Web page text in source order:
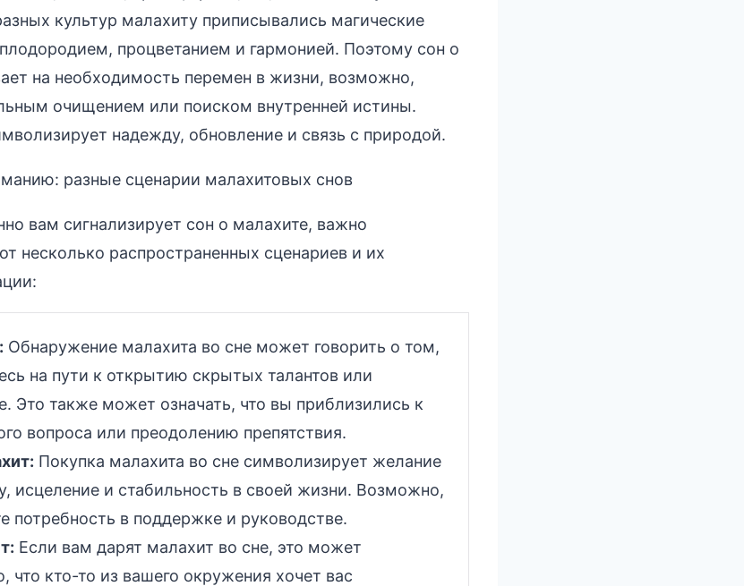
культур малахиту приписывались магические
процветанием и гармонией. Поэтому сон о
на необходимость перемен в жизни, возможно,
очищением или поиском внутренней истины.
надежду, обновление и связь с природой.
разные сценарии малахитовых снов
вам сигнализирует сон о малахите, важно
несколько распространенных сценариев и их
Обнаружение малахита во сне может говорить о том,
на пути к открытию скрытых талантов или
Это также может означать, что вы приблизились к
вопроса или преодолению препятствия.
Покупка малахита во сне символизирует желание
исцеление и стабильность в своей жизни. Возможно,
потребность в поддержке и руководстве.
Если вам дарят малахит во сне, это может
что кто-то из вашего окружения хочет вас